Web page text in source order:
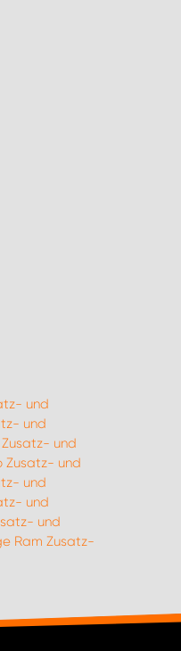
und
und
und
Zusatz- und
und
und
und
Ram Zusatz-